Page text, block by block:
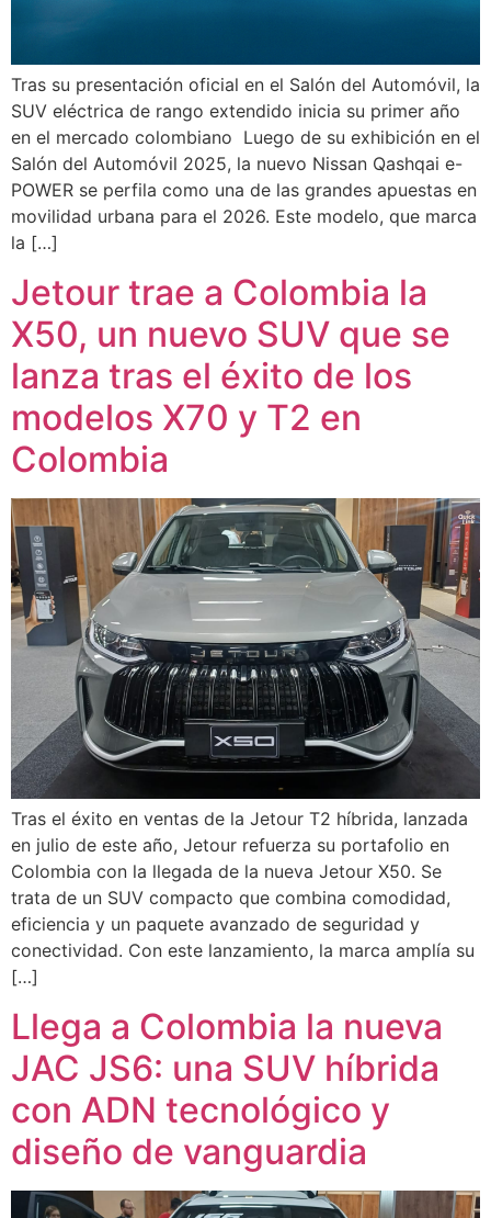
Tras su presentación oficial en el Salón del Automóvil, la
SUV eléctrica de rango extendido inicia su primer año
en el mercado colombiano Luego de su exhibición en el
Salón del Automóvil 2025, la nuevo Nissan Qashqai e-
POWER se perfila como una de las grandes apuestas en
movilidad urbana para el 2026. Este modelo, que marca
la […]
Jetour trae a Colombia la
X50, un nuevo SUV que se
lanza tras el éxito de los
modelos X70 y T2 en
Colombia
Tras el éxito en ventas de la Jetour T2 híbrida, lanzada
en julio de este año, Jetour refuerza su portafolio en
Colombia con la llegada de la nueva Jetour X50. Se
trata de un SUV compacto que combina comodidad,
eficiencia y un paquete avanzado de seguridad y
conectividad. Con este lanzamiento, la marca amplía su
[…]
Llega a Colombia la nueva
JAC JS6: una SUV híbrida
con ADN tecnológico y
diseño de vanguardia